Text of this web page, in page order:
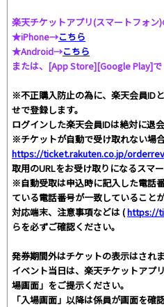
楽天チケットアプリ(スマートフォン
★iPhone→こちら
★Android→こちら
または、[App Store][Google Play]で
※不正購入防止の為に、楽天会員ID
せで登録します。
ログインした楽天会員IDは絶対に退
※チケットが自動で受け取れない場
https://ticket.rakuten.co.jp/
取用のURLをお受け取りになるスマ
※自動受取は申込時に記入した電話
ている電話番号が一致していることが
対応端末、注意事項などは (https://
らを必ずご確認ください。
発券期間外はチケットの表示はされ
イベント当日は、楽天チケットアプ
場画面」をご提示ください。
「入場画面」以降は係員が画面を確